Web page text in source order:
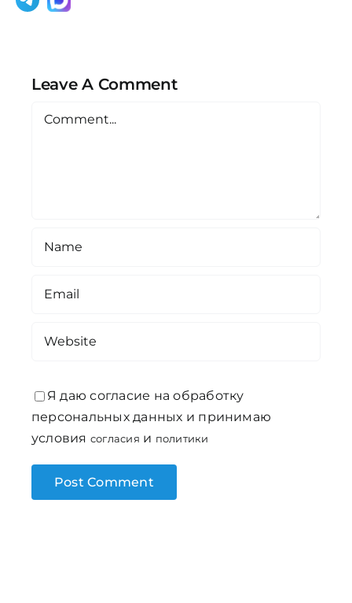
Leave A Comment
Comment
Я даю согласие на обработку
персональных данных и принимаю
условия согласия и политики